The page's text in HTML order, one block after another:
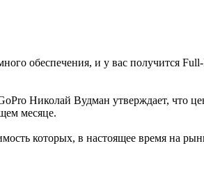
обеспечения, и у вас получится
Николай Вудман утверждает, что
месяце.
которых, в настоящее время на